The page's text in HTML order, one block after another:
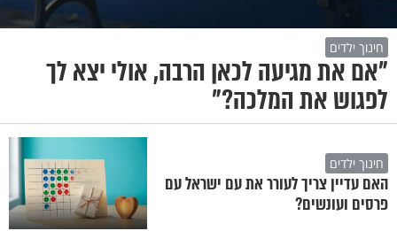
חינוך ילדים
"אם את מגיעה לכאן הרבה, אולי יצא לך
לפגוש את המלכה?"
חינוך ילדים
האם עדיין צריך לעורר את עם ישראל עם
פרסים ועונשים?